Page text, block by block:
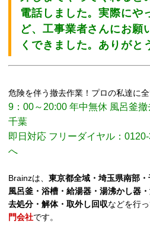
電話しました。実際にや
ど、工事業者さんにお願
くできました。ありがと
危険を伴う撤去作業！プロの私達に
9：00～20:00 年中無休 風呂釜
千葉
即日対応 フリーダイヤル：
へ
Brainzは、 東京都全域・埼玉県南部
風呂釜・浴槽・給湯器・湯沸かし器
去処分・解体・取外し回収などを行
門会社です。